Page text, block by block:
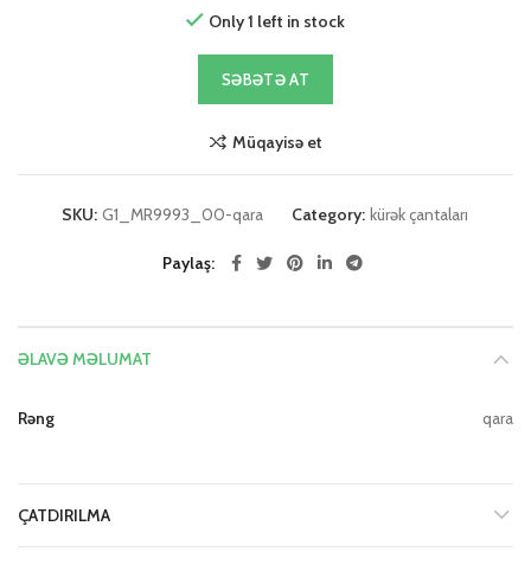
Only 1 left in stock
SƏBƏTƏ AT
Müqayisə et
SKU: G1_MR9993_00-qara Category: kürək çantaları
Paylaş
ƏLAVƏ MƏLUMAT
Rəng qara
ÇATDIRILMA